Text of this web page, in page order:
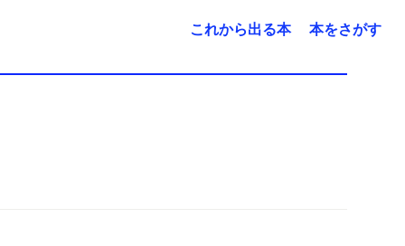
これから出る本 本をさがす